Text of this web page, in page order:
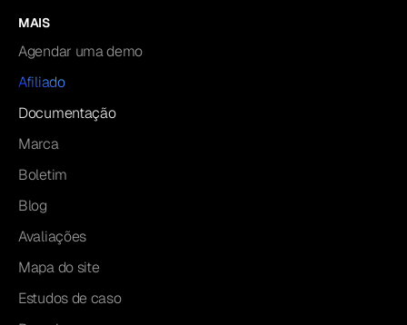
MAIS
Agendar uma demo
Afiliado
Documentação
Marca
Boletim
Blog
Avaliações
Mapa do site
Estudos de caso